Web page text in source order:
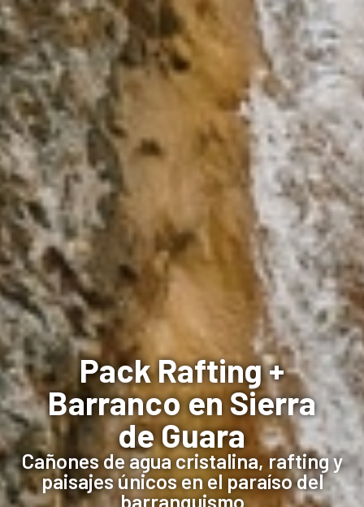
Pack Rafting +
Barranco en Sierra
de Guara
Cañones de agua cristalina, rafting y
paisajes únicos en el paraíso del
barranquismo